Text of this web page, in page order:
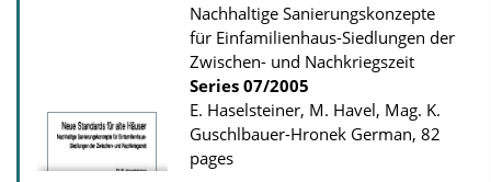
a
t
i
o
n
D
Nachhaltige Sanierungskonzepte
für Einfamilienhaus-Siedlungen der
Zwischen- und Nachkriegszeit
Series 07/2005
E. Haselsteiner, M. Havel, Mag. K.
Guschlbauer-Hronek German, 82
pages